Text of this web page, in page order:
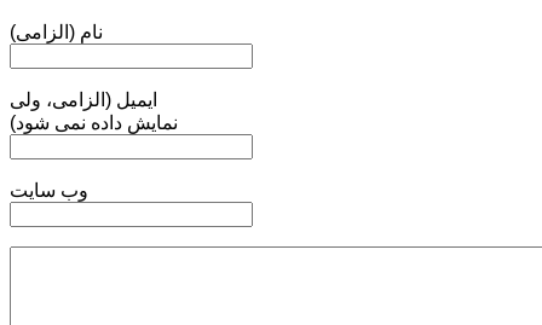
نام (الزامی)
ایمیل (الزامی، ولی
نمایش داده نمی شود)
وب سایت